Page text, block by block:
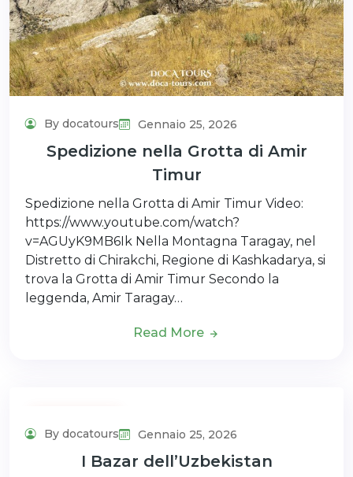
By docatours Gennaio 25, 2026
Spedizione nella Grotta di Amir
Timur
Spedizione nella Grotta di Amir Timur Video:
https://www.youtube.com/watch?
v=AGUyK9MB6Ik Nella Montagna Taragay, nel
Distretto di Chirakchi, Regione di Kashkadarya, si
trova la Grotta di Amir Timur Secondo la
leggenda, Amir Taragay…
Read More
By docatours Gennaio 25, 2026
I Bazar dell’Uzbekistan